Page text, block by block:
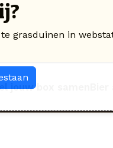
jouw box samen
grasduinen in